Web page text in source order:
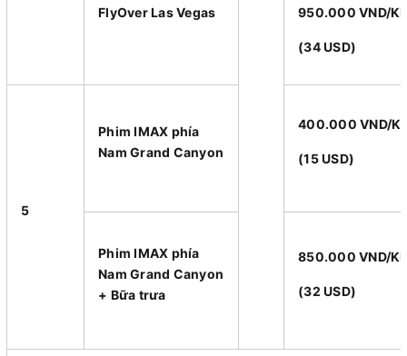
FlyOver Las Vegas
950.000 VND/
(34 USD)
5
Phim IMAX phía
Nam Grand Canyon
400.000 VND/
(15 USD)
Phim IMAX phía
Nam Grand Canyon
+ Bữa trưa
850.000 VND/
(32 USD)